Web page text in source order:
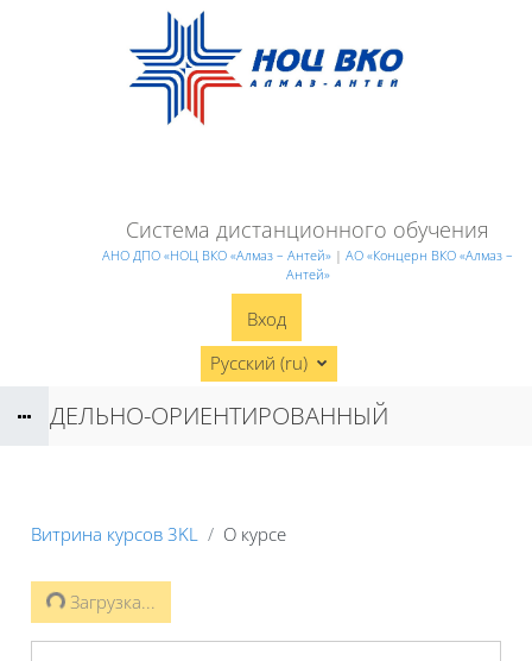
Перейти к основному содержанию
Система дистанционного обучения
АНО ДПО «НОЦ ВКО «Алмаз – Антей» | АО «Концерн ВКО «Алмаз –
Антей»
Вход
Русский ‎(ru)‎
МОДЕЛЬНО-ОРИЕНТИРОВАННЫЙ
Витрина курсов 3KL О курсе
Загрузка...